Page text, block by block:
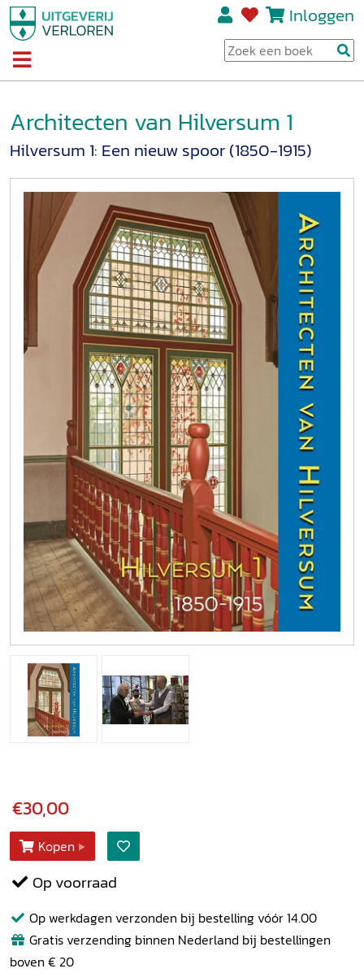
Inloggen
Architecten van Hilversum 1
Hilversum 1: Een nieuw spoor (1850-1915)
€30,00
Kopen
Op voorraad
Op werkdagen verzonden bij bestelling vóór 14.00
Gratis verzending binnen Nederland bij bestellingen
boven € 20